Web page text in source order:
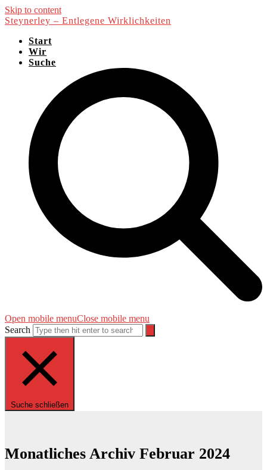
Skip to content
Steynerley – Entlegene Wirklichkeiten
Start
Wir
Suche
Open mobile menuClose mobile menu
Search
Suche schließen
Monatliches Archiv Februar 2024